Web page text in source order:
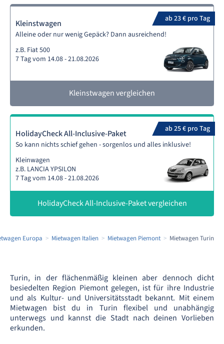
ab 23 € pro Tag
Kleinstwagen
Alleine oder nur wenig Gepäck? Dann ausreichend!
z.B. Fiat 500
7 Tag vom 14.08 - 21.08.2026
Kleinstwagen vergleichen
ab 25 € pro Tag
HolidayCheck All-Inclusive-Paket
So kann nichts schief gehen - sorgenlos und alles inklusive!
Kleinwagen
z.B. LANCIA YPSILON
7 Tag vom 14.08 - 21.08.2026
HolidayCheck All-Inclusive-Paket vergleichen
Europa Mietwagen Italien Mietwagen Piemont Mietwagen Turin
Turin, in der flächenmäßig kleinen aber dennoch dicht
besiedelten Region Piemont gelegen, ist für ihre Industrie
und als Kultur- und Universitätsstadt bekannt. Mit einem
Mietwagen bist du in Turin flexibel und unabhängig
unterwegs und kannst die Stadt nach deinen Vorlieben
erkunden.